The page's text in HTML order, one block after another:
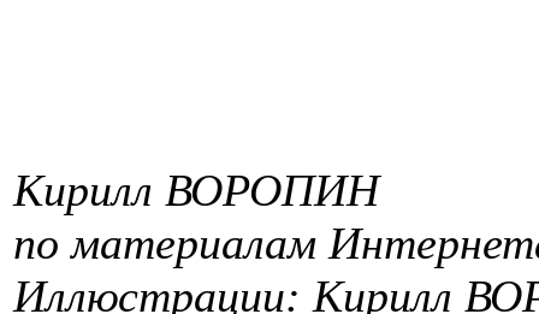
Кирилл ВОРОПИН
по материалам
Иллюстрации: Кирилл